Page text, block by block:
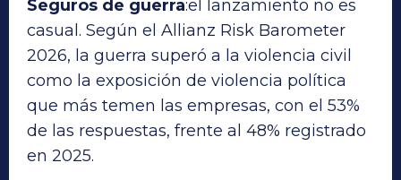
Seguros de guerra:el lanzamiento no es
casual. Según el Allianz Risk Barometer
2026, la guerra superó a la violencia civil
como la exposición de violencia política
que más temen las empresas, con el 53%
de las respuestas, frente al 48% registrado
en 2025.